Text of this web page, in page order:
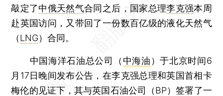
敲定了中俄天然气合同之后，国家总理李克强本周
赴英国访问，又带回了一份数百亿级的液化天然气
（LNG）合同。
中国海洋石油总公司（ 中海油 ）于北京时间6
月17日晚间发布公告，在李克强总理和英国首相卡
梅伦的见证下，其与英国石油公司（BP）签署了一